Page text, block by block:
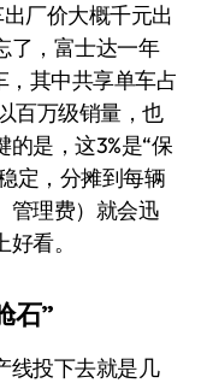
厂价大概千元出
了，富士达一年
其中共享单车占
百万级销量，也
是，这3%是“保
定，分摊到每辆
管理费）就会迅
看。
石”
线投下去就是几